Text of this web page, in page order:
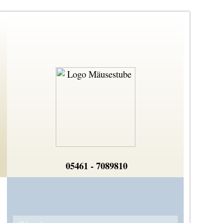
05461 - 7089810